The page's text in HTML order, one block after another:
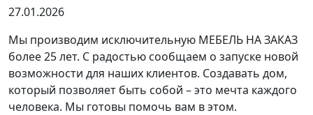
27.01.2026
Мы производим исключительную МЕБЕЛЬ НА ЗАКАЗ
более 25 лет. С радостью сообщаем о запуске новой
возможности для наших клиентов. Создавать дом,
который позволяет быть собой – это мечта каждого
человека. Мы готовы помочь вам в этом.